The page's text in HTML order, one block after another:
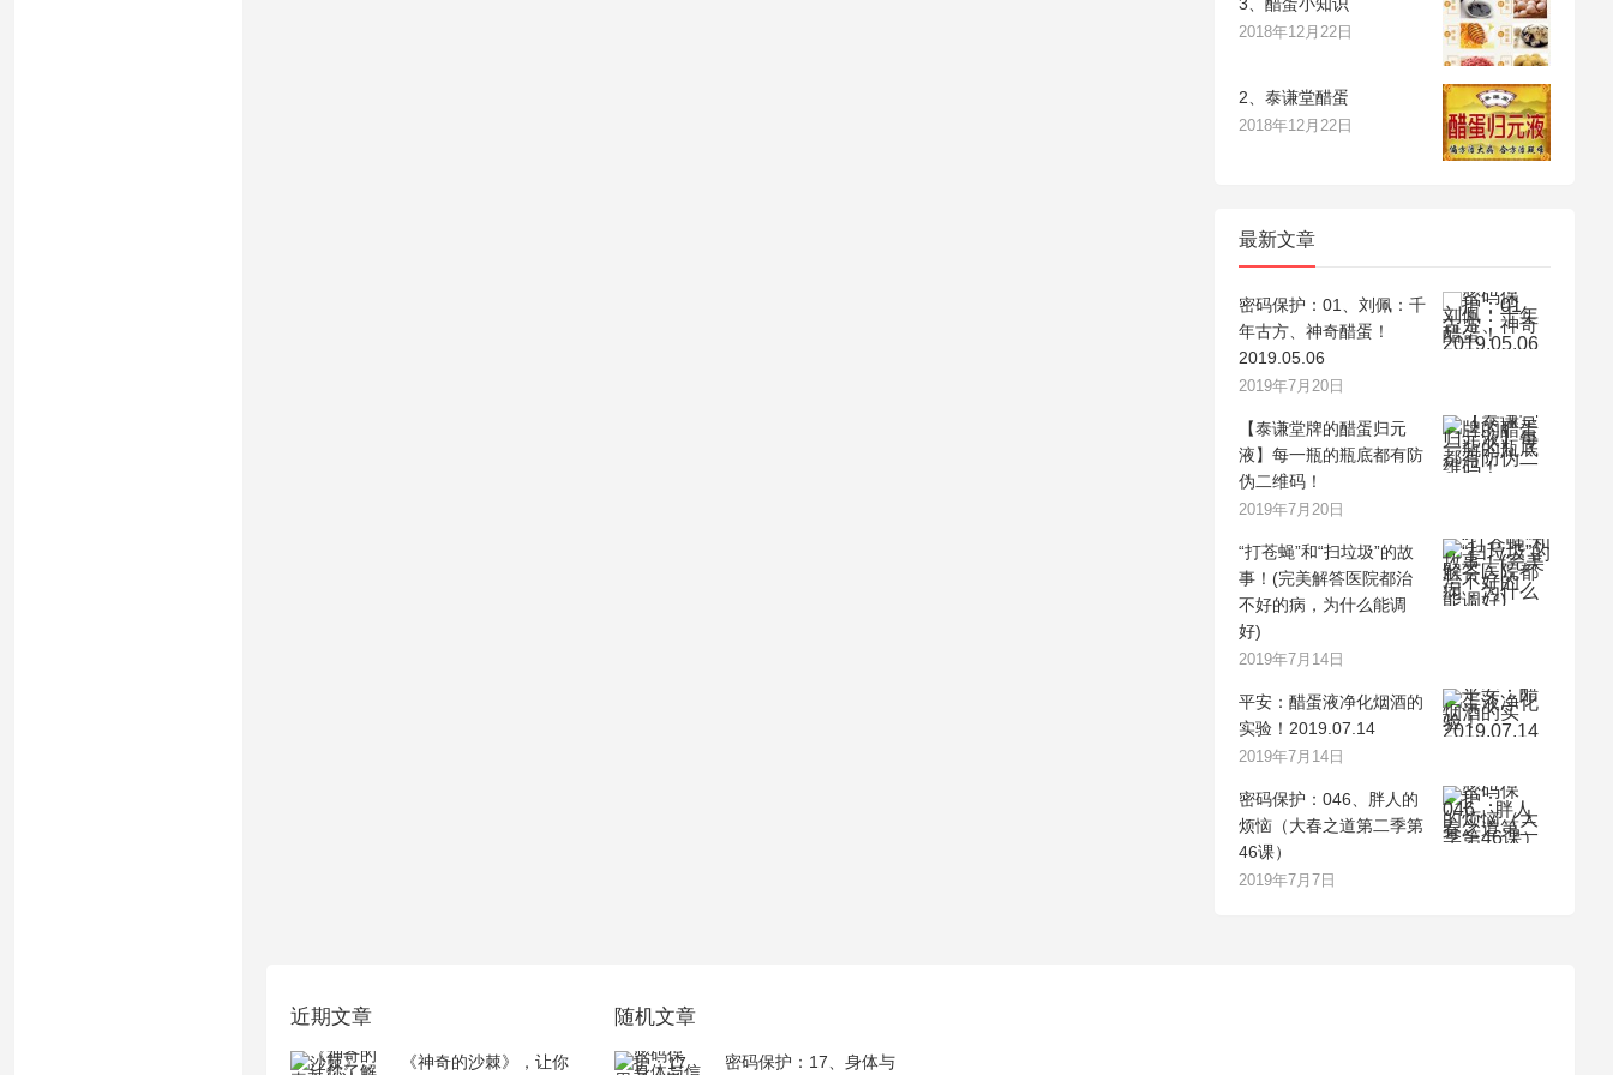
2018年12月22日
2、泰谦堂醋蛋
2018年12月22日
最新文章
密码保护：01、刘佩：千
年古方、神奇醋蛋！
2019.05.06
2019年7月20日
【泰谦堂牌的醋蛋归元
液】每一瓶的瓶底都有防
伪二维码！
2019年7月20日
“打苍蝇”和“扫垃圾”的故
事！(完美解答医院都治
不好的病，为什么能调
好)
2019年7月14日
平安：醋蛋液净化烟酒的
实验！2019.07.14
2019年7月14日
密码保护：046、胖人的
烦恼（大春之道第二季第
46课）
2019年7月7日
近期文章
《神奇的沙棘》，让你
随机文章
密码保护：17、身体与